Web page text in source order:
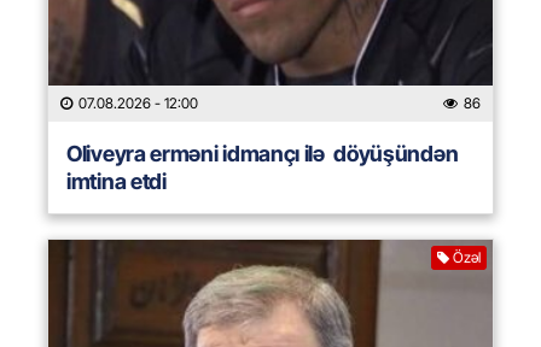
07.08.2026 - 12:00 86
Oliveyra erməni idmançı ilə döyüşündən
imtina etdi
Özəl